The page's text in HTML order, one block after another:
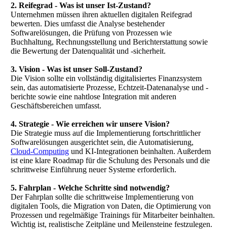
2. Reifegrad - Was ist unser Ist-Zustand?
Unternehmen müssen ihren aktuellen digitalen Reifegrad
bewerten. Dies umfasst die Analyse bestehender
Softwarelösungen, die Prüfung von Prozessen wie
Buchhaltung, Rechnungsstellung und Berichterstattung sowie
die Bewertung der Datenqualität und -sicherheit.
3. Vision - Was ist unser Soll-Zustand?
Die Vision sollte ein vollständig digitalisiertes Finanzsystem
sein, das automatisierte Prozesse, Echtzeit-Datenanalyse und -
berichte sowie eine nahtlose Integration mit anderen
Geschäftsbereichen umfasst.
4. Strategie - Wie erreichen wir unsere Vision?
Die Strategie muss auf die Implementierung fortschrittlicher
Softwarelösungen ausgerichtet sein, die Automatisierung,
Cloud-Computing und KI-Integrationen beinhalten. Außerdem
ist eine klare Roadmap für die Schulung des Personals und die
schrittweise Einführung neuer Systeme erforderlich.
5. Fahrplan - Welche Schritte sind notwendig?
Der Fahrplan sollte die schrittweise Implementierung von
digitalen Tools, die Migration von Daten, die Optimierung von
Prozessen und regelmäßige Trainings für Mitarbeiter beinhalten.
Wichtig ist, realistische Zeitpläne und Meilensteine festzulegen.